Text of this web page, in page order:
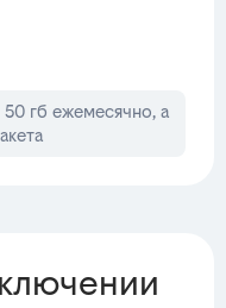
гб ежемесячно, а